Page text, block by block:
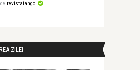
de revistatango
ZILEI